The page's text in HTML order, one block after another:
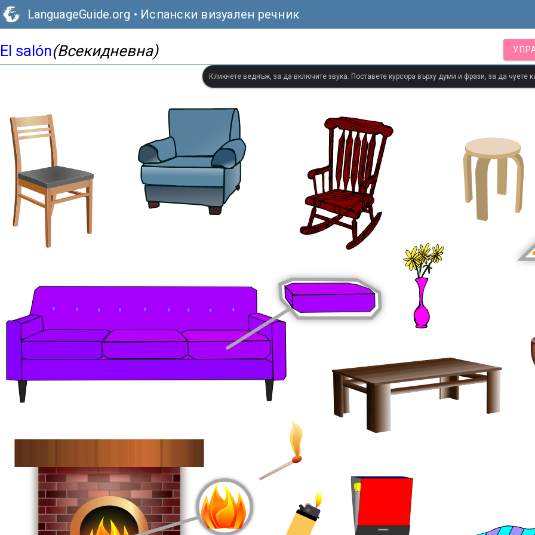
LanguageGuide.org • Испански визуален речник
El salón(Всекидневна)
Кликнете веднъж, за да включите звука. Поставете курсора върху думи и фрази, за да чуете